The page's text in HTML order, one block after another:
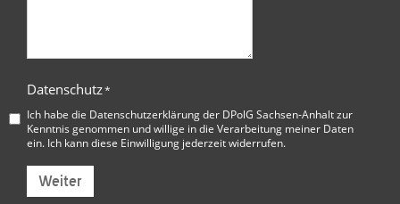
Datenschutz*
Ich habe die Datenschutzerklärung der DPolG Sachsen-Anhaltzur
Kenntnis genommen und willige in die Verarbeitung meiner Daten
ein. Ich kann diese Einwilligung jederzeit widerrufen.
Weiter